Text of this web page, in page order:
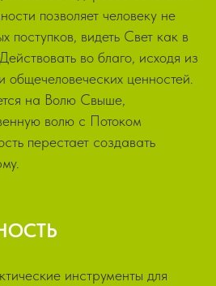
позволяет человеку не
поступков, видеть Свет как в
во благо, исходя из
общечеловеческих ценностей.
на Волю Свыше,
волю с Потоком
перестает создавать
инструменты для